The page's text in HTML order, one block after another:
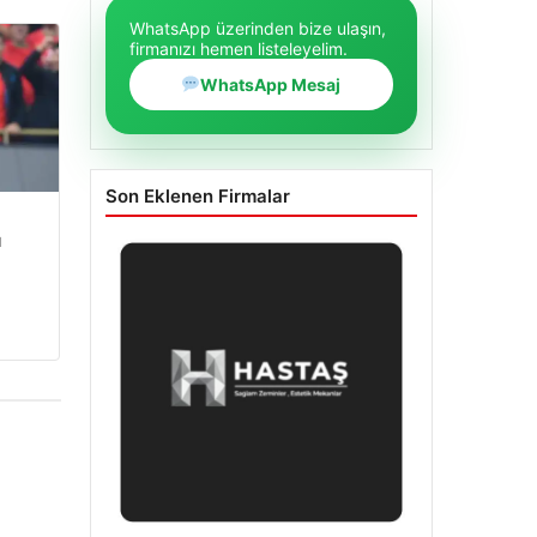
WhatsApp üzerinden bize ulaşın,
firmanızı hemen listeleyelim.
WhatsApp Mesaj
Son Eklenen Firmalar